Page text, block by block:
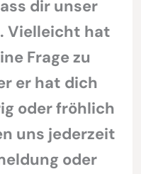
dir unser
Vielleicht hat
Frage zu
er hat dich
oder fröhlich
uns jederzeit
oder